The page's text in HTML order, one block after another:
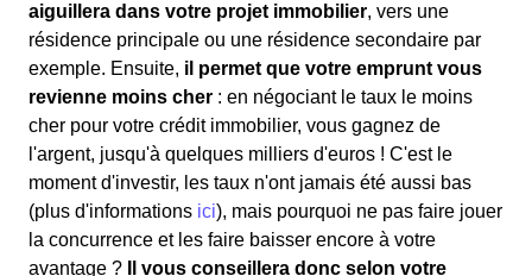
aiguillera dans votre projet immobilier, vers une
résidence principale ou une résidence secondaire par
exemple. Ensuite, il permet que votre emprunt vous
revienne moins cher : en négociant le taux le moins
cher pour votre crédit immobilier, vous gagnez de
l'argent, jusqu'à quelques milliers d'euros ! C'est le
moment d'investir, les taux n'ont jamais été aussi bas
(plus d'informations ici), mais pourquoi ne pas faire jouer
la concurrence et les faire baisser encore à votre
avantage ?
Il vous conseillera donc selon votre